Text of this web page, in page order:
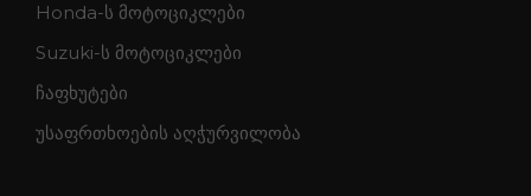
Honda-ს მოტოციკლები
Suzuki-ს მოტოციკლები
ჩაფხუტები
უსაფრთხოების აღჭურვილობა